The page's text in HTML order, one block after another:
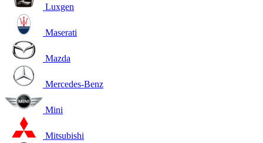
Luxgen
Maserati
Mazda
Mercedes-Benz
Mini
Mitsubishi